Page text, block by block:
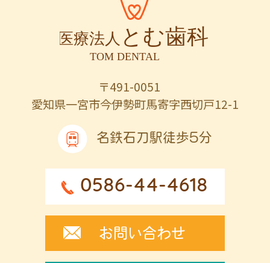
〒491-0051
愛知県一宮市今伊勢町馬寄字西切戸12-1
名鉄石刀駅徒歩5分
0586-44-4618
お問い合わせ